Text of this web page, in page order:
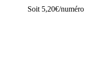
Soit 5,20€/numéro